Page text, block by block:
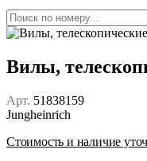
Вилы,
Арт. 51838159
Jungheinrich
Стоимость и наличие